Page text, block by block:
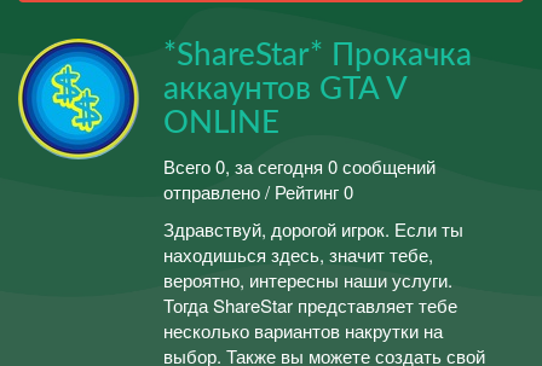
*ShareStar* Прокачка
аккаунтов GTA V
ONLINE
Всего 0, за сегодня 0 сообщений
отправлено / Рейтинг 0
Здравствуй, дорогой игрок. Если ты
находишься здесь, значит тебе,
вероятно, интересны наши услуги.
Тогда ShareStar представляет тебе
несколько вариантов накрутки на
выбор. Также вы можете создать свой